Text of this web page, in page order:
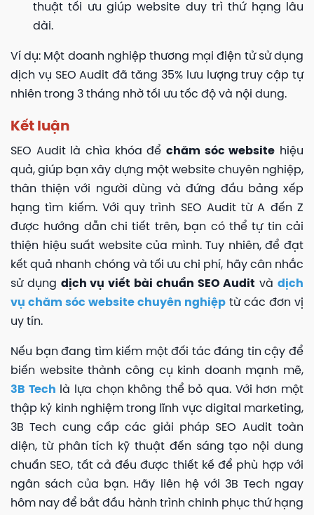
thuật tối ưu giúp website duy trì thứ hạng lâu
dài.
Ví dụ: Một doanh nghiệp thương mại điện tử sử dụng
dịch vụ SEO Audit đã tăng 35% lưu lượng truy cập tự
nhiên trong 3 tháng nhờ tối ưu tốc độ và nội dung.
Kết luận
SEO Audit là chìa khóa để chăm sóc website hiệu
quả, giúp bạn xây dựng một website chuyên nghiệp,
thân thiện với người dùng và đứng đầu bảng xếp
hạng tìm kiếm. Với quy trình SEO Audit từ A đến Z
được hướng dẫn chi tiết trên, bạn có thể tự tin cải
thiện hiệu suất website của mình. Tuy nhiên, để đạt
kết quả nhanh chóng và tối ưu chi phí, hãy cân nhắc
sử dụng dịch vụ viết bài chuẩn SEO Audit vàdịch
vụ chăm sóc website chuyên nghiệp từ các đơn vị
uy tín.
Nếu bạn đang tìm kiếm một đối tác đáng tin cậy để
biến website thành công cụ kinh doanh mạnh mẽ,
3B Tech là lựa chọn không thể bỏ qua. Với hơn một
thập kỷ kinh nghiệm trong lĩnh vực digital marketing,
3B Tech cung cấp các giải pháp SEO Audit toàn
diện, từ phân tích kỹ thuật đến sáng tạo nội dung
chuẩn SEO, tất cả đều được thiết kế để phù hợp với
ngân sách của bạn. Hãy liên hệ với 3B Tech ngay
hôm nay để bắt đầu hành trình chinh phục thứ hạng